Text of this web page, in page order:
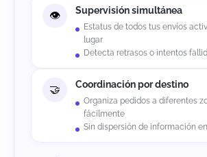
Supervisión simultánea
Estatus de todos tus envíos
lugar
Detecta retrasos o intentos
Coordinación por destino
Organiza pedidos a diferentes
fácilmente
Sin dispersión de información